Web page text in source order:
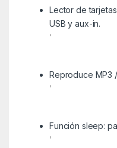
Lector de
USB y aux-in.
‘
Reproduce MP3
‘
Función sleep:
‘